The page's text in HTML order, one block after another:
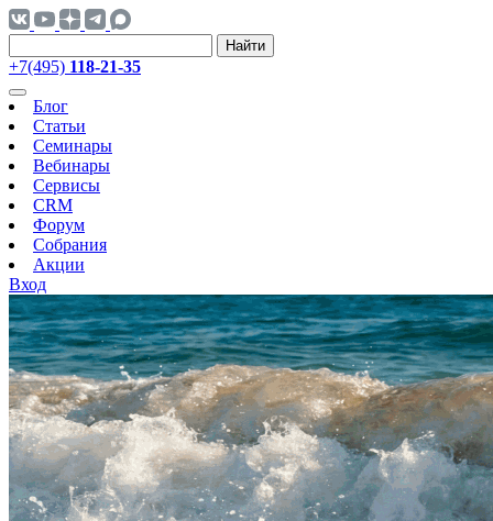
Найти
+7(495) 118-21-35
Блог
Статьи
Семинары
Вебинары
Сервисы
CRM
Форум
Собрания
Акции
Вход